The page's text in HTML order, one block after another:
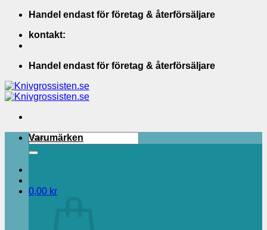
Skip
content
Handel endast för företag & återförsäljare
kontakt:
Handel endast för företag & återförsäljare
Sök
efter:
0,00 kr
Varumärken